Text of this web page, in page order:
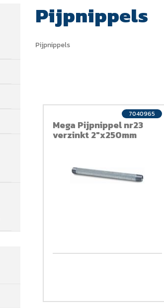
Pijpnippels
Pijpnippels
Mega Pijpnippel nr23
verzinkt 2"x250mm
7040965